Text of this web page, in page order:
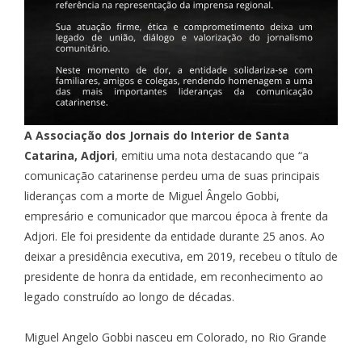
A Associação dos Jornais do Interior de Santa
Catarina, Adjori, emitiu uma nota destacando que “a
comunicação catarinense perdeu uma de suas principais
lideranças com a morte de Miguel Ângelo Gobbi,
empresário e comunicador que marcou época à frente da
Adjori. Ele foi presidente da entidade durante 25 anos. Ao
deixar a presidência executiva, em 2019, recebeu o título de
presidente de honra da entidade, em reconhecimento ao
legado construído ao longo de décadas.
Miguel Angelo Gobbi nasceu em Colorado, no Rio Grande